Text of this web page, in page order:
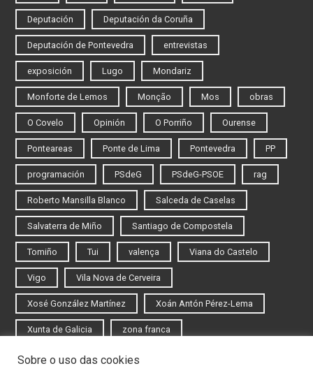
Deputación Deputación da Coruña
Deputación de Pontevedra entrevistas
exposición Lugo Mondariz
Monforte de Lemos Monção Mos obras
O Covelo Opinión O Porriño Ourense
Ponteareas Ponte de Lima Pontevedra PP
programación PSdeG PSdeG-PSOE rag
Roberto Mansilla Blanco Salceda de Caselas
Salvaterra de Miño Santiago de Compostela
Tomiño Tui valença Viana do Castelo
Vigo Vila Nova de Cerveira
Xosé González Martínez Xoán Antón Pérez-Lema
Xunta de Galicia zona franca
Sobre o uso das cookies